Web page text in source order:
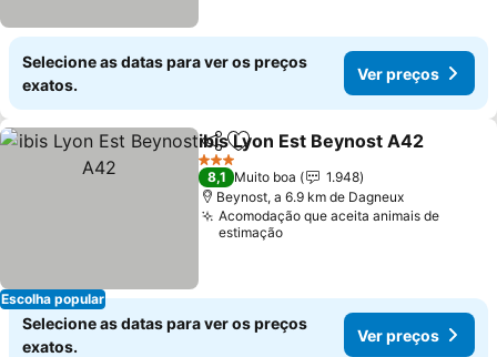
Selecione as datas para ver os preços
exatos.
Ver preços
Escolha popular
PartilharAdicionar aos favoritos
ibis Lyon Est Beynost A42
3 Estrelas
8,1 Muito boa
1.948
Beynost, a 6.9 km de Dagneux
Acomodação que aceita animais de
estimação
Selecione as datas para ver os preços
exatos.
Ver preços